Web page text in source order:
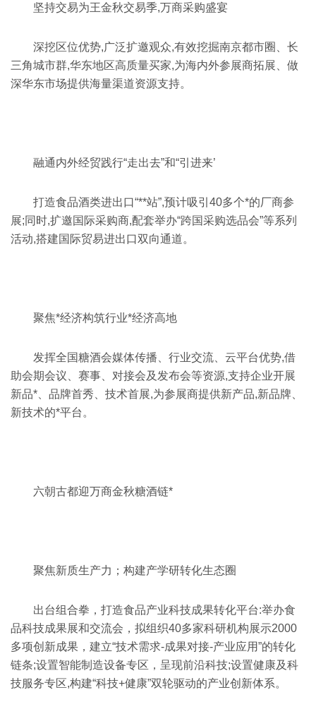
坚持交易为王金秋交易季,万商采购盛宴
深挖区位优势,广泛扩邀观众,有效挖掘南京都市圈、长
三角城市群,华东地区高质量买家,为海内外参展商拓展、做
深华东市场提供海量渠道资源支持。
融通内外经贸践行“走出去”和“引进来’
打造食品酒类进出口“**站”,预计吸引40多个*的厂商参
展;同时,扩邀国际采购商,配套举办“跨国采购选品会”等系列
活动,搭建国际贸易进出口双向通道。
聚焦*经济构筑行业*经济高地
发挥全国糖酒会媒体传播、行业交流、云平台优势,借
助会期会议、赛事、对接会及发布会等资源,支持企业开展
新品*、品牌首秀、技术首展,为参展商提供新产品,新品牌、
新技术的*平台。
六朝古都迎万商金秋糖酒链*
聚焦新质生产力；构建产学研转化生态圈
出台组合拳，打造食品产业科技成果转化平台:举办食
品科技成果展和交流会，拟组织40多家科研机构展示2000
多项创新成果，建立“技术需求-成果对接-产业应用”的转化
链条;设置智能制造设备专区，呈现前沿科技;设置健康及科
技服务专区,构建“科技+健康”双轮驱动的产业创新体系。